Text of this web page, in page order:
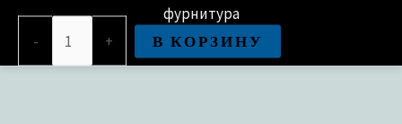
фурнитура
-
+ В КОРЗИНУ